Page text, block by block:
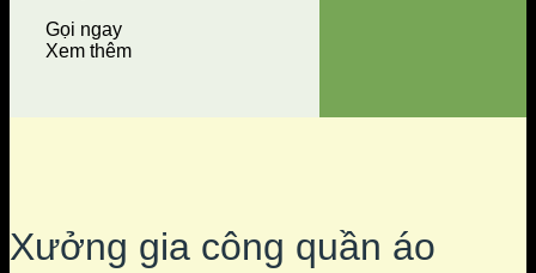
Gọi ngay
Xem thêm
Xưởng gia công quần áo